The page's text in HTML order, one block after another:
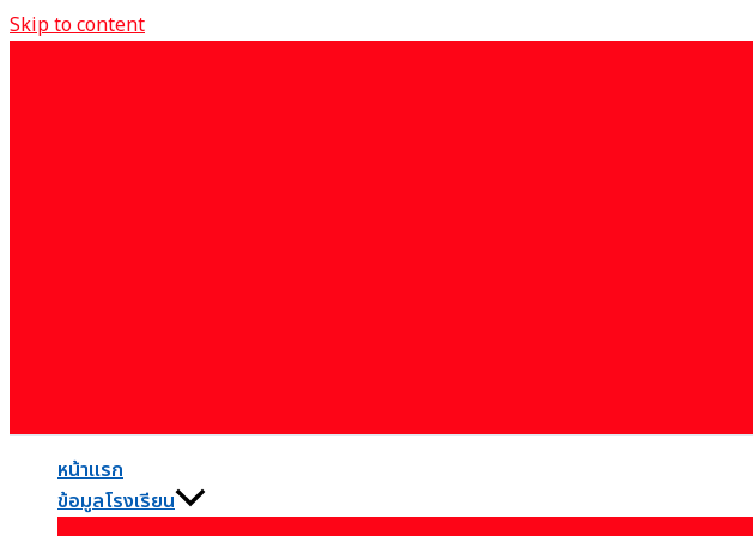
Skip to content
หน้าแรก
ข้อมูลโรงเรียน